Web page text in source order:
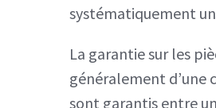
systématiquement
La garantie sur les
généralement d’une
sont garantis entre